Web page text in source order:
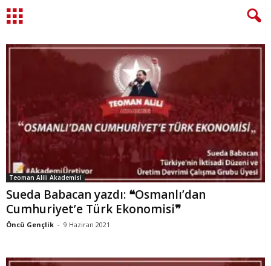
Teoman Alili Akademisi
Sueda Babacan yazdı: ❝Osmanlı’dan
Cumhuriyet’e Türk Ekonomisi❞
Öncü Gençlik - 9 Haziran 2021